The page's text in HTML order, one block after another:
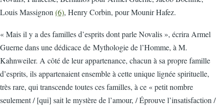
Louis Massignon(6), Henry Corbin, pour Mounir Hafez.
« Mais il y a des familles d’esprits dont parle Novalis », écrira Armel
Guerne dans une dédicace de Mythologie de l’Homme, à M.
Kahnweiler. A côté de leur appartenance, chacun à sa propre famille
d’esprits, ils appartenaient ensemble à cette unique lignée spirituelle,
très rare, qui transcende toutes ces familles, à ce « petit nombre
seulement / [qui] sait le mystère de l’amour, / Éprouve l’insatisfaction /